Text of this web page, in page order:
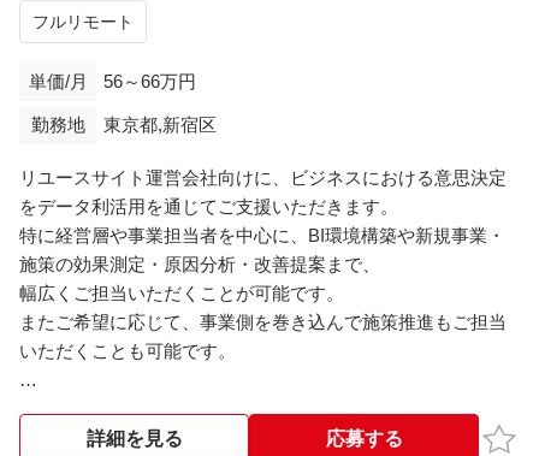
-Cloud
Google Cloud（BigQuery / GCS / STS / VPC-SC / IAM）
Oracle Cloud（Exadata / Data Flow）
SQL / Python
Parquet / Iceberg
dbt core
-Infra / DevOps
Terraform
GitHub
-AI / Data Access
MCP Server
Agent / RAG
※※こちらの案件は現在募集を終了しております※※​
フルリモート
単価/月 56～66万円
勤務地 東京都,新宿区
リユースサイト運営会社向けに、ビジネスにおける意思決定
をデータ利活用を通じてご支援いただきます。
特に経営層や事業担当者を中心に、BI環境構築や新規事業・
施策の効果測定・原因分析・改善提案まで、
幅広くご担当いただくことが可能です。
またご希望に応じて、事業側を巻き込んで施策推進もご担当
いただくことも可能です。
詳細を見る
応募する お気